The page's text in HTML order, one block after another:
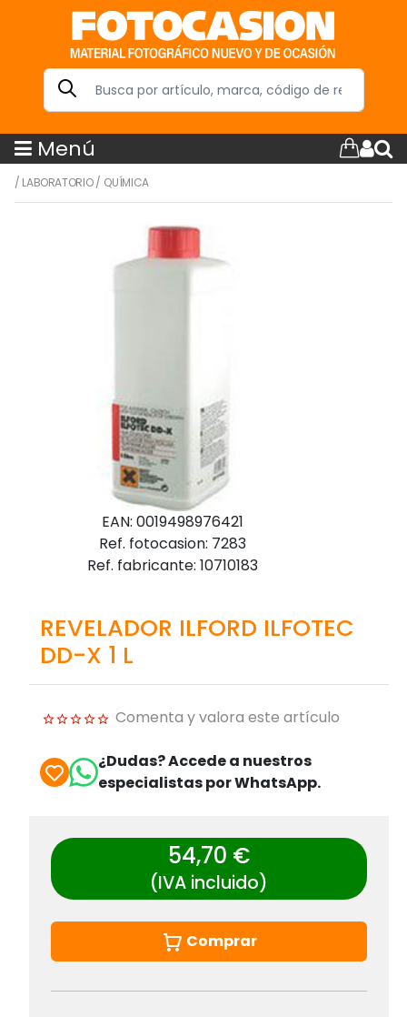
Menú
/ LABORATORIO/ QUÍMICA
EAN: 0019498976421
Ref. fotocasion: 7283
Ref. fabricante: 10710183
REVELADOR ILFORD ILFOTEC
DD-X 1 L
Comenta y valora este artículo
¿Dudas? Accede a nuestros
especialistas por WhatsApp.
54,70 €
(IVA incluido)
Comprar